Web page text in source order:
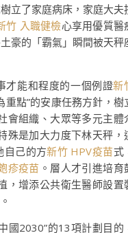
立了家庭病床，家庭大夫
竹 入職健檢心享用優質醫
豪的「霸氣」瞬間被天秤
才能和程度的一個例證新
重點”的安康任務方針，樹
會組織、大眾等多元主體
殊是加大力度下林天秤，
自己的方新竹 HPV疫苗式
疹疫苗 。層人才引進培育
，增添公共衛生醫師設置
國2030”的13項計劃目的